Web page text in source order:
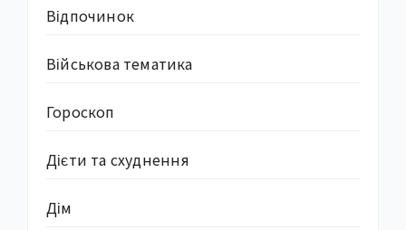
Відпочинок
Військова тематика
Гороскоп
Дієти та схуднення
Дім